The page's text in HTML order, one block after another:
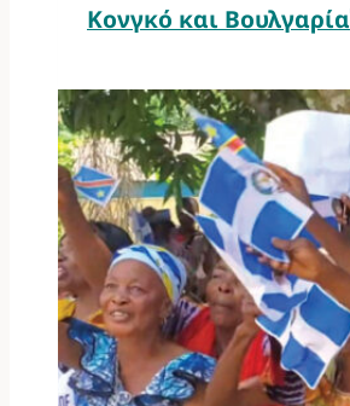
Κονγκό και Βουλγαρία